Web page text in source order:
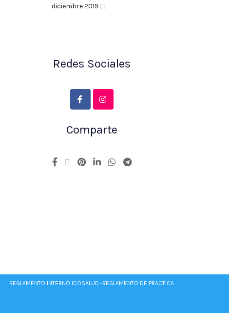
diciembre 2019 (1)
Redes Sociales
Comparte
REGLAMENTO INTERNO ICOSALUD -REGLAMENTO DE PRACTICA